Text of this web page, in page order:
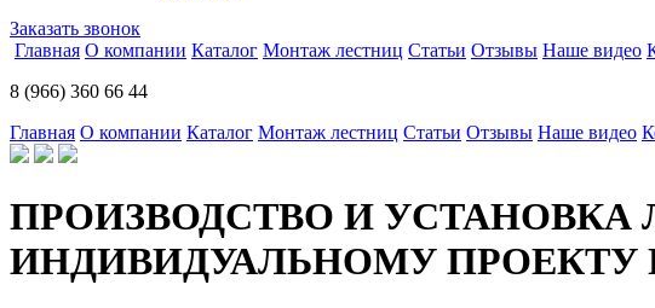
Заказать звонок
Главная О компании Каталог Монтаж лестниц Статьи Отзывы Наше видео
8 (966) 360 66 44
Главная О компании Каталог Монтаж лестниц Статьи Отзывы Наше видео
ПРОИЗВОДСТВО И
ИНДИВИДУАЛЬНОМУ ПРОЕКТУ